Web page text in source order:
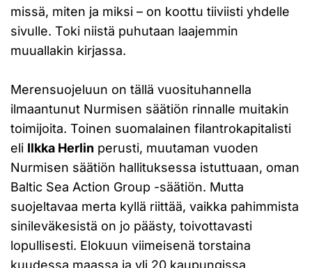
missä, miten ja miksi – on koottu tiiviisti yhdelle
sivulle. Toki niistä puhutaan laajemmin
muuallakin kirjassa.
Merensuojeluun on tällä vuosituhannella
ilmaantunut Nurmisen säätiön rinnalle muitakin
toimijoita. Toinen suomalainen filantrokapitalisti
eli Ilkka Herlin perusti, muutaman vuoden
Nurmisen säätiön hallituksessa istuttuaan, oman
Baltic Sea Action Group -säätiön. Mutta
suojeltavaa merta kyllä riittää, vaikka pahimmista
sinileväkesistä on jo päästy, toivottavasti
lopullisesti. Elokuun viimeisenä torstaina
kuudessa maassa ja yli 20 kaupungissa